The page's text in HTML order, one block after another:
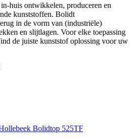
huis ontwikkelen, produceren en
kunststoffen. Bolidt
in de vorm van (industriële)
en slijtlagen. Voor elke toepassing
de juiste kunststof oplossing voor uw